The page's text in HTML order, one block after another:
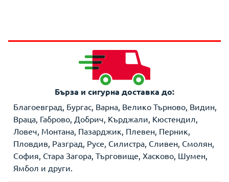
Бърза и сигурна доставка до:
Благоевград, Бургас, Варна, Велико Търново, Видин,
Враца, Габрово, Добрич, Кърджали, Кюстендил,
Ловеч, Монтана, Пазарджик, Плевен, Перник,
Пловдив, Разград, Русе, Силистра, Сливен, Смолян,
София, Стара Загора, Търговище, Хасково, Шумен,
Ямбол и други.